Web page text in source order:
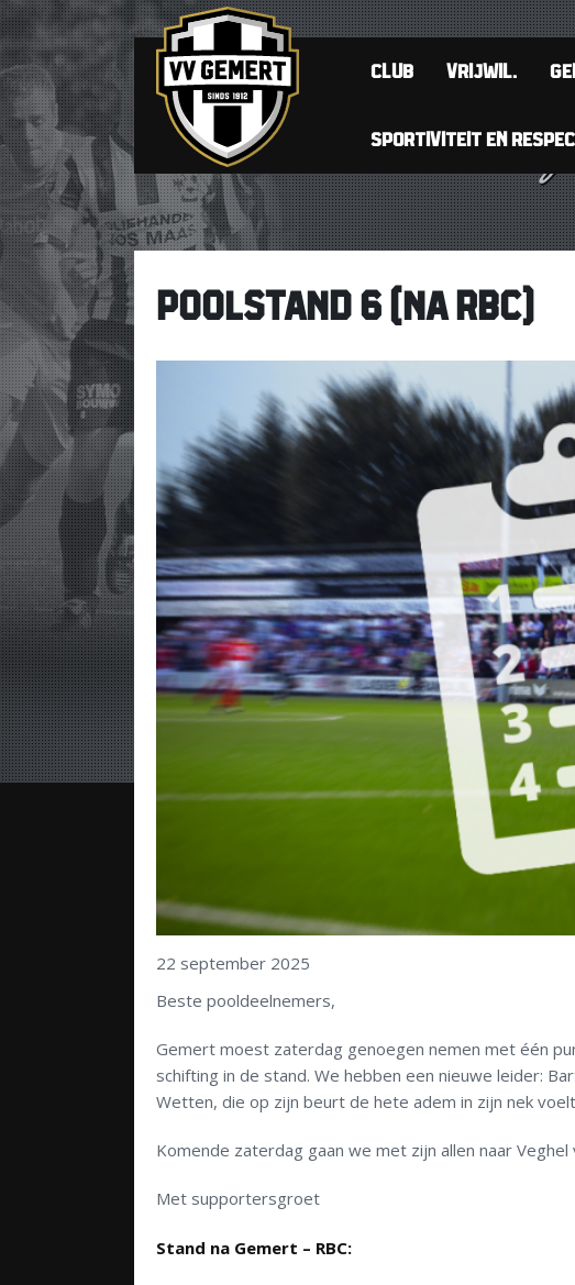
CLUB VRIJWIL.
SPORTIVITEIT EN
POOLSTAND 6 (NA RBC)
22 september 2025
Beste pooldeelnemers,
Gemert moest zaterdag genoegen nemen met één
schifting in de stand. We hebben een nieuwe leider:
Wetten, die op zijn beurt de hete adem in zijn nek
Komende zaterdag gaan we met zijn allen naar
Met supportersgroet
Stand na Gemert – RBC: